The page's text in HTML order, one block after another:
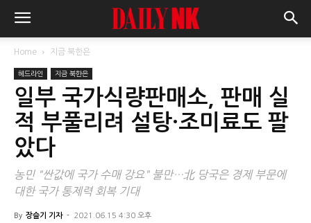
Home 지금 북한은
헤드라인 지금 북한은
일부 국가식량판매소, 판매 실
적 부풀리려 설탕·조미료도 팔
았다
농민 "싼값에 국가 수매 강요" 불만…北 당국은 경제 부문에
대한 국가 통제력 회복 기대
By 장슬기 기자 - 2021.06.15 4:30 오후